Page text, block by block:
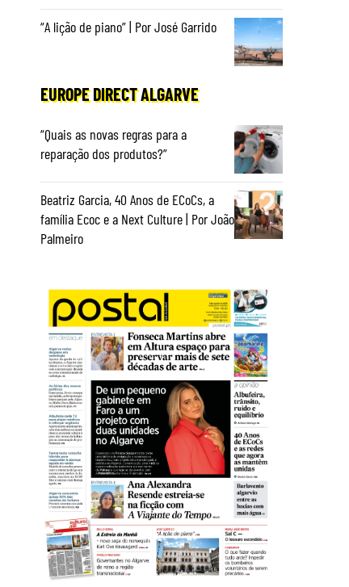
“A lição de piano” | Por José Garrido
EUROPE DIRECT ALGARVE
“Quais as novas regras para a
reparação dos produtos?”
Beatriz Garcia, 40 Anos de ECoCs, a
família Ecoc e a Next Culture | Por João
Palmeiro